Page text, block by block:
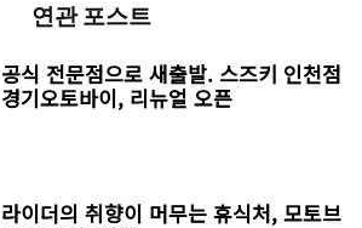
연관 포스트
공식 전문점으로 새출발. 스즈키 인천점
경기오토바이, 리뉴얼 오픈
라이더의 취향이 머무는 휴식처, 모토브